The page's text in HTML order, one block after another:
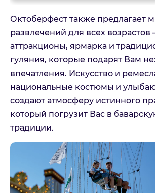
Октоберфест также предлагает
развлечений для всех возрастов
аттракционы, ярмарка и
гуляния, которые подарят Вам
впечатления. Искусство и
национальные костюмы и
создают атмосферу истинного
который погрузит Вас в
традиции.
E-mail
Можете оставить дополнительные
или пожелания
Комментарий
Принимаю:Политика
конфиденциальности
Принимаю:Условия оказания
туристических услуг